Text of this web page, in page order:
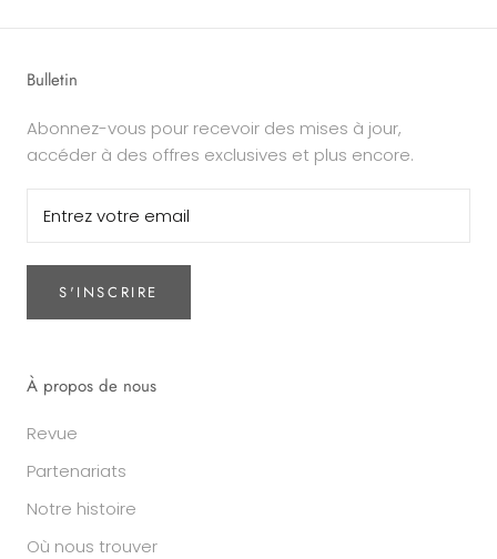
Bulletin
Abonnez-vous pour recevoir des mises à jour,
accéder à des offres exclusives et plus encore.
S'INSCRIRE
À propos de nous
Revue
Partenariats
Notre histoire
Où nous trouver